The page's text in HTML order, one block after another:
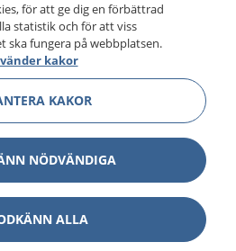
Visa
Visa
för att ge dig en förbättrad
statistik och för att viss
fungera på webbplatsen.
kakor
KAKOR
NÖDVÄNDIGA
ALLA